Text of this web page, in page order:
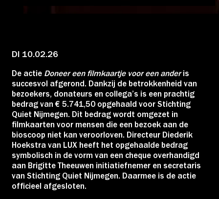
Educatie
Nieuws
Account
Volg ons op:
DI 10.02.26
De actie Doneer een filmkaartje voor een anderis
succesvol afgerond. Dankzij de betrokkenheid van
bezoekers, donateurs en collega’s is een prachtig
bedrag van € 5.741,50 opgehaald voor Stichting
Quiet Nijmegen. Dit bedrag wordt omgezet in
filmkaarten voor mensen die een bezoek aan de
bioscoop niet kan veroorloven. Directeur Diederik
Hoekstra van LUX heeft het opgehaalde bedrag
symbolisch in de vorm van een cheque overhandigd
aan Brigitte Theeuwen initiatiefnemer en secretaris
van Stichting Quiet Nijmegen. Daarmee is de actie
officieel afgesloten.